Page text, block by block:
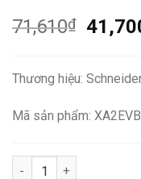
71,610₫
Giá
Thương hiệu:
Mã sản phẩm:
Đèn báo Schneider